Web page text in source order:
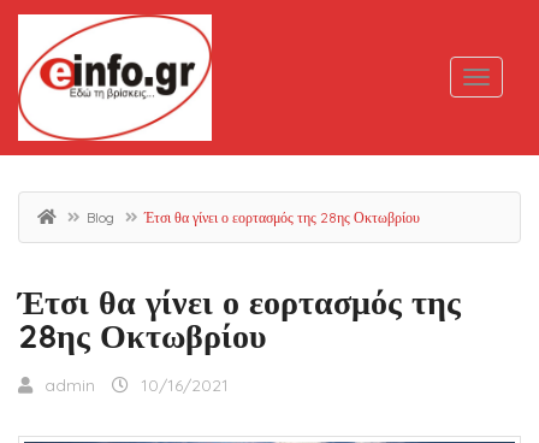
Blog Έτσι θα γίνει ο εορτασμός της 28ης Οκτωβρίου
Έτσι θα γίνει ο εορτασμός της
28ης Οκτωβρίου
admin 10/16/2021